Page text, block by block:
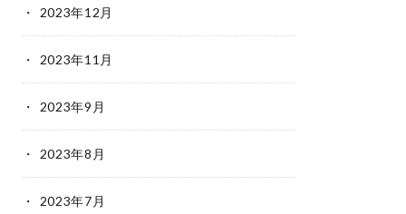
2023年12月
2023年11月
2023年9月
2023年8月
2023年7月